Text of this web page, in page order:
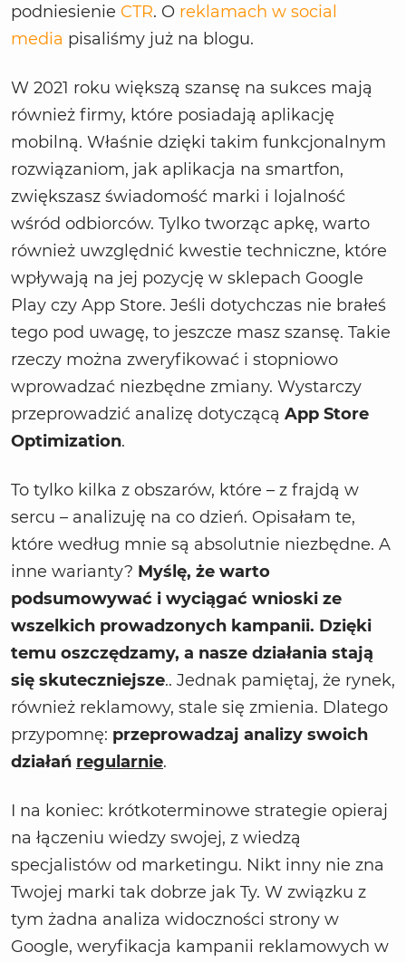
podniesienie CTR. O reklamach w social
media pisaliśmy już na blogu.
W 2021 roku większą szansę na sukces mają
również firmy, które posiadają aplikację
mobilną. Właśnie dzięki takim funkcjonalnym
rozwiązaniom, jak aplikacja na smartfon,
zwiększasz świadomość marki i lojalność
wśród odbiorców. Tylko tworząc apkę, warto
również uwzględnić kwestie techniczne, które
wpływają na jej pozycję w sklepach Google
Play czy App Store. Jeśli dotychczas nie brałeś
tego pod uwagę, to jeszcze masz szansę. Takie
rzeczy można zweryfikować i stopniowo
wprowadzać niezbędne zmiany. Wystarczy
przeprowadzić analizę dotyczącą App Store
Optimization.
To tylko kilka z obszarów, które – z frajdą w
sercu – analizuję na co dzień. Opisałam te,
które według mnie są absolutnie niezbędne. A
inne warianty? Myślę, że warto
podsumowywać i wyciągać wnioski ze
wszelkich prowadzonych kampanii. Dzięki
temu oszczędzamy, a nasze działania stają
się skuteczniejsze.. Jednak pamiętaj, że rynek,
również reklamowy, stale się zmienia. Dlatego
przypomnę: przeprowadzaj analizy swoich
działań regularnie.
I na koniec: krótkoterminowe strategie opieraj
na łączeniu wiedzy swojej, z wiedzą
specjalistów od marketingu. Nikt inny nie zna
Twojej marki tak dobrze jak Ty. W związku z
tym żadna analiza widoczności strony w
Google, weryfikacja kampanii reklamowych w